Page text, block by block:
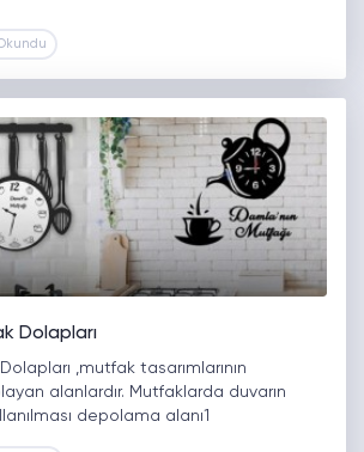
Dolapları
,mutfak tasarımlarının
alanlardır. Mutfaklarda duvarın
depolama alanı1